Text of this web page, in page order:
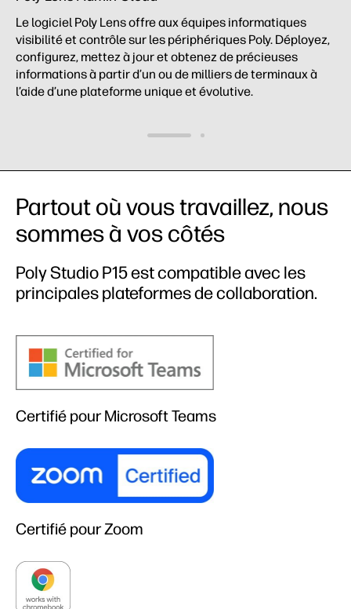
Le logiciel Poly Lens offre aux équipes informatiques
visibilité et contrôle sur les périphériques Poly. Déployez,
configurez, mettez à jour et obtenez de précieuses
informations à partir d’un ou de milliers de terminaux à
l’aide d’une plateforme unique et évolutive.
Partout où vous travaillez, nous
sommes à vos côtés
Poly Studio P15 est compatible avec les
principales plateformes de collaboration.
Certifié pour Microsoft Teams
Certifié pour Zoom